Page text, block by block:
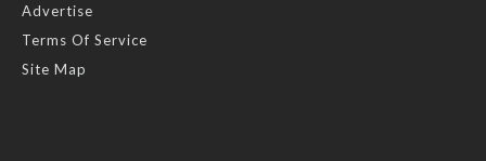
Advertise
Terms Of Service
Site Map